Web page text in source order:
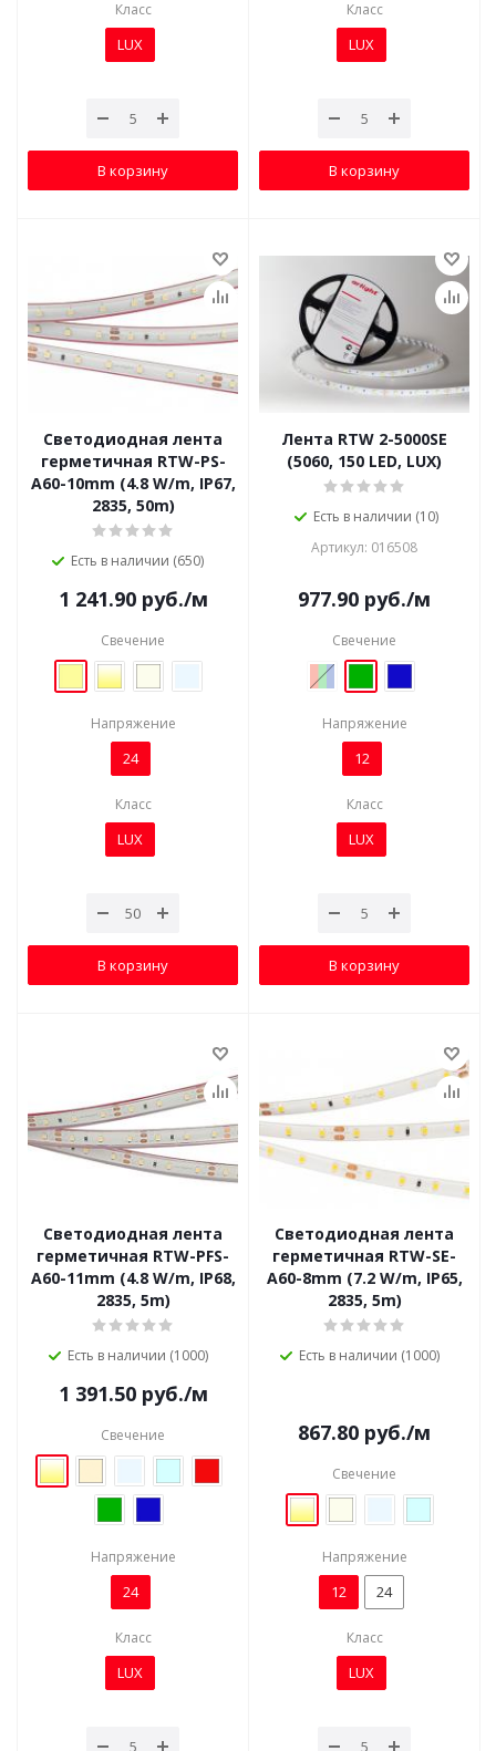
Класс
LUX
В корзину
Класс
LUX
В корзину
Светодиодная лента
герметичная RTW-PS-
A60-10mm (4.8 W/m, IP67,
2835, 50m)
Есть в наличии (650)
1 241.90руб./м
Свечение
Напряжение
24
Класс
LUX
В корзину
Лента RTW 2-5000SE
(5060, 150 LED, LUX)
Есть в наличии (10)
Артикул: 016508
977.90 руб./м
Свечение
Напряжение
12
Класс
LUX
В корзину
Светодиодная лента
герметичная RTW-PFS-
A60-11mm (4.8 W/m, IP68,
2835, 5m)
Есть в наличии (1000)
1 391.50руб./м
Свечение
Напряжение
24
Класс
LUX
Светодиодная лента
герметичная RTW-SE-
A60-8mm (7.2 W/m, IP65,
2835, 5m)
Есть в наличии (1000)
867.80 руб./м
Свечение
Напряжение
12 24
Класс
LUX